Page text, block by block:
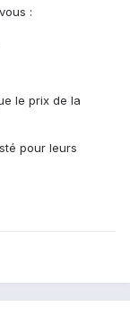
:
le prix de la
pour leurs